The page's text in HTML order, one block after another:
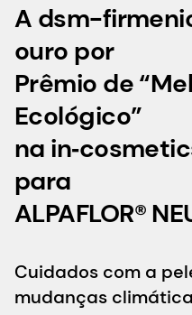
A dsm-
ouro por
Prêmio de
Ecológico”
na
para
ALPAFLOR®
Cuidados com a
mudanças